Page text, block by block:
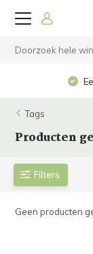
Tags
Producten
Filters
Geen producten